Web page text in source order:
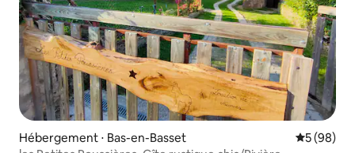
Hébergement ⋅ Bas-en-Basset
5 (98)